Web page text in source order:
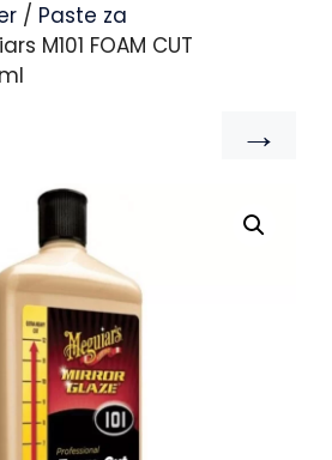
/ Paste za
M101 FOAM CUT
→